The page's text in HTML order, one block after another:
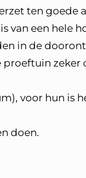
ten goede
van een hele
in de
proeftuin zeker
voor hun is
doen.